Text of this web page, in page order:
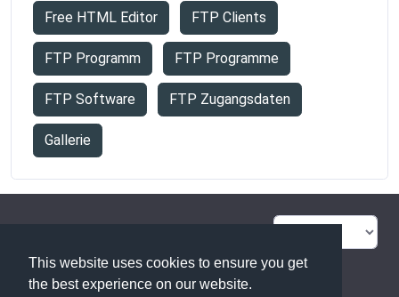
This website uses cookies to ensure you get
the best experience on our website.
Free HTML Editor FTP Clients
FTP Programm FTP Programme
FTP Software FTP Zugangsdaten
Gallerie
Glossar Kontakt